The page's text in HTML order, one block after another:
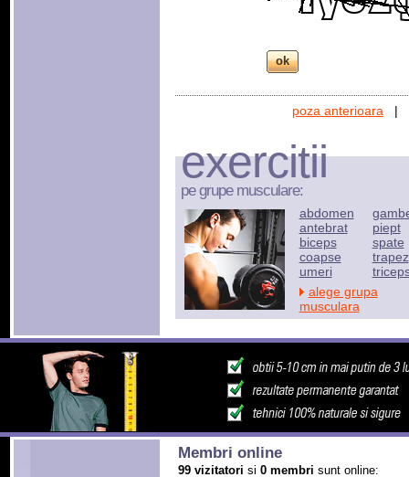
poza anterioara |
exercitii
pe grupe musculare:
abdomen
antebrat
biceps
coapse
umeri
piept
spate
trapez
alege grupa
musculara
Membri online
99 vizitatori si 0 membri sunt online: